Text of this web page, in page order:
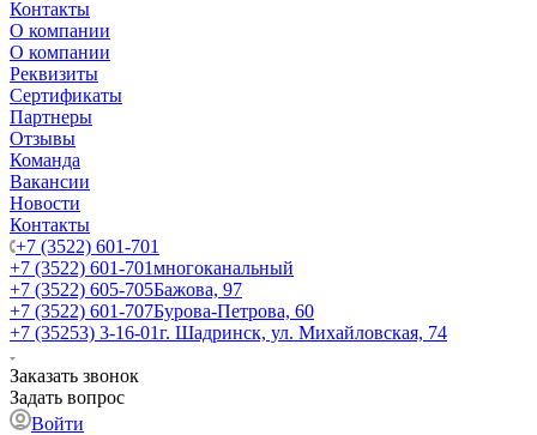
Контакты
О компании
О компании
Реквизиты
Сертификаты
Партнеры
Отзывы
Команда
Вакансии
Новости
Контакты
+7 (3522) 601-701
+7 (3522) 601-701многоканальный
+7 (3522) 605-705Бажова, 97
+7 (3522) 601-707Бурова-Петрова, 60
+7 (35253) 3-16-01г. Шадринск, ул. Михайловская, 74
Заказать звонок
Задать вопрос
Войти